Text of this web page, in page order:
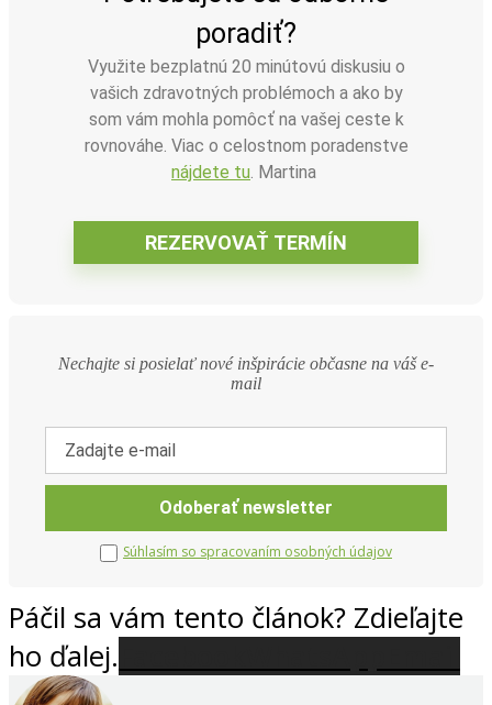
Hľadať
poradiť?
Využite bezplatnú 20 minútovú diskusiu o
vašich zdravotných problémoch a ako by
som vám mohla pomôcť na vašej ceste k
rovnováhe. Viac o celostnom poradenstve
nájdete tu. Martina
Nechajte si posielať nové inšpirácie občasne na váš e-
mail
Súhlasím so spracovaním osobných údajov
Páčil sa vám tento článok? Zdieľajte
ho ďalej.